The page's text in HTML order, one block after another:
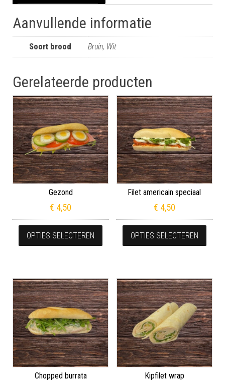
Aanvullende informatie
Soort brood Bruin, Wit
Gerelateerde producten
Gezond
€ 4,50
OPTIES SELECTEREN
Dit product heeft meerdere
Filet americain speciaal
€ 4,50
OPTIES SELECTEREN
Dit
Chopped burrata Kipfilet wrap